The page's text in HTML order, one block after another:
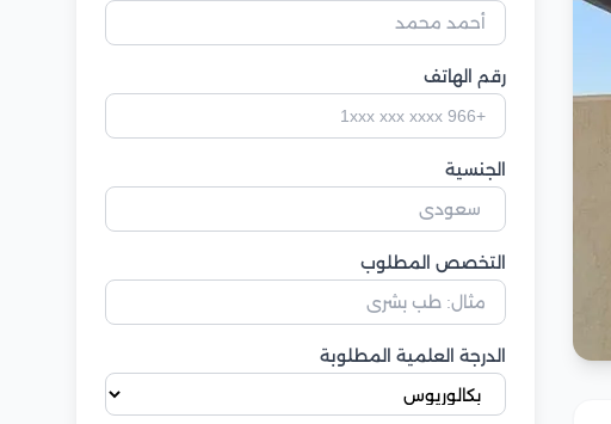
رقم الهاتف
الجنسية
التخصص المطلوب
الدرجة العلمية المطلوبة